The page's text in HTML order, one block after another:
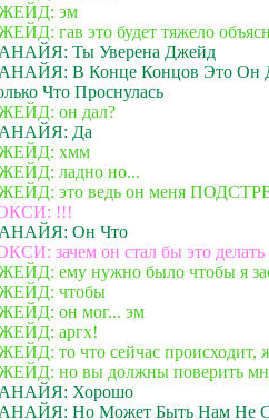
эм
гав это будет тяжело
Ты Уверена Джейд
В Конце Концов Это Он
Что Проснулась
он дал?
Да
хмм
ладно но...
это ведь он меня
!!!
Он Что
зачем он стал бы это делать
ему нужно было чтобы я
чтобы
он мог... эм
аргх!
то что сейчас происходит,
но вы должны поверить
Хорошо
Но Может Быть Нам Не